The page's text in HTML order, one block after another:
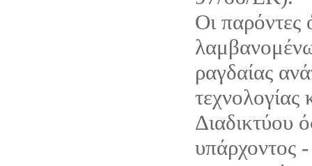
Οι παρόντες
ραγδαίας
τεχνολογίας
Διαδικτύου
υπάρχοντος